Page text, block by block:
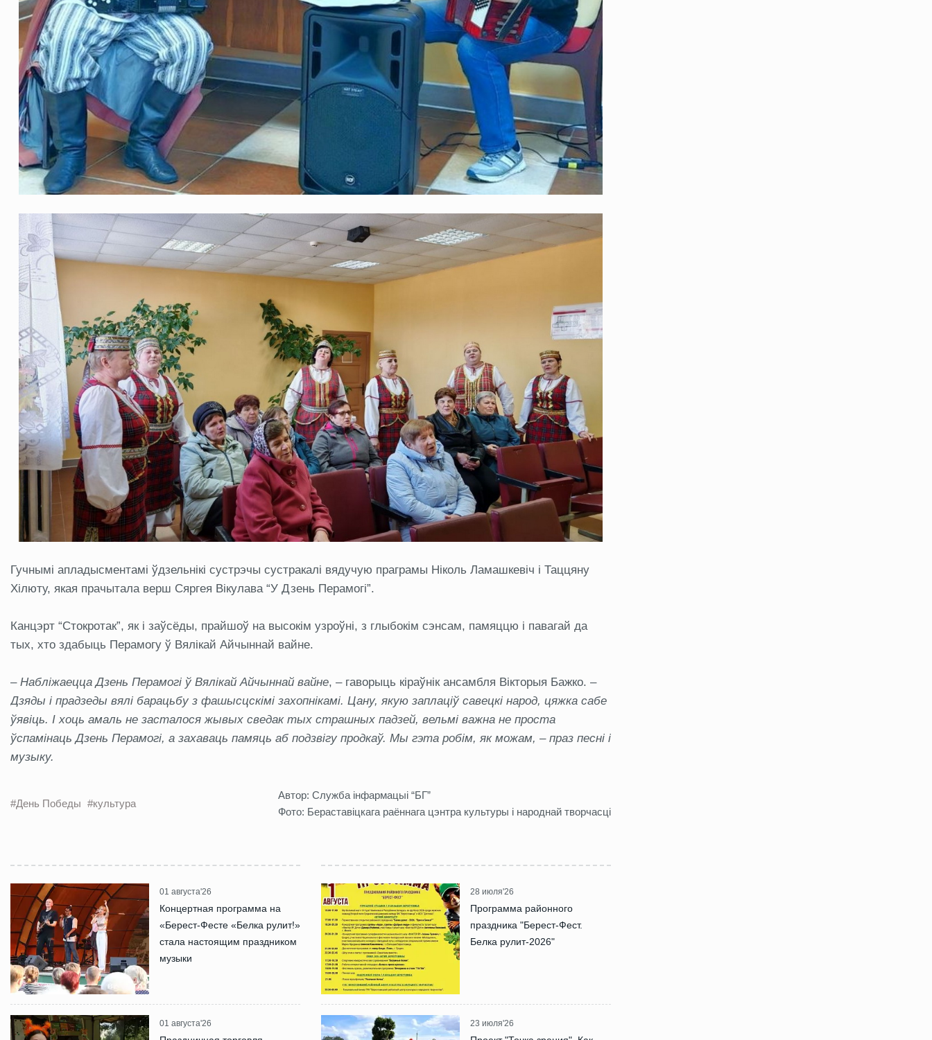
Гучнымі апладысментамі ўдзельнікі сустрэчы сустракалі вядучую праграмы Ніколь Ламашкевіч і Таццяну
Хілюту, якая прачытала верш Сяргея Вікулава “У Дзень Перамогі”.
Канцэрт “Стокротак”, як і заўсёды, прайшоў на высокім узроўні, з глыбокім сэнсам, памяццю і павагай да
тых, хто здабыць Перамогу ў Вялікай Айчыннай вайне.
–Набліжаецца Дзень Перамогі ў Вялікай Айчыннай вайне, – гаворыць кіраўнік ансамбля Вікторыя Бажко. –
Дзяды і прадзеды вялі барацьбу з фашысцскімі захопнікамі. Цану, якую заплаціў савецкі народ, цяжка сабе
ўявіць. І хоць амаль не засталося жывых сведак тых страшных падзей, вельмі важна не проста
ўспамінаць Дзень Перамогі, а захаваць памяць аб подзвігу продкаў. Мы гэта робім, як можам, – праз песні і
музыку.
#День Победы #культура
Автор: Служба інфармацыі “БГ”
Фото: Бераставіцкага раённага цэнтра культуры і народнай творчасці
01 августа'26
Концертная программа на
«Берест-Фесте «Белка рулит!»
стала настоящим праздником
музыки
01 августа'26
28 июля'26
Программа районного
праздника "Берест-Фест.
Белка рулит-2026"
23 июля'26